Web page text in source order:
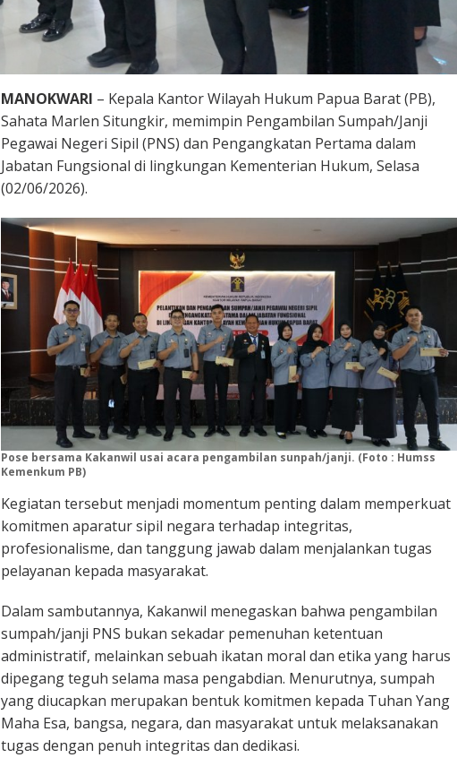
MANOKWARI – Kepala Kantor Wilayah Hukum Papua Barat (PB),
Sahata Marlen Situngkir, memimpin Pengambilan Sumpah/Janji
Pegawai Negeri Sipil (PNS) dan Pengangkatan Pertama dalam
Jabatan Fungsional di lingkungan Kementerian Hukum, Selasa
(02/06/2026).
Pose bersama Kakanwil usai acara pengambilan sunpah/janji. (Foto : Humss
Kemenkum PB)
Kegiatan tersebut menjadi momentum penting dalam memperkuat
komitmen aparatur sipil negara terhadap integritas,
profesionalisme, dan tanggung jawab dalam menjalankan tugas
pelayanan kepada masyarakat.
Dalam sambutannya, Kakanwil menegaskan bahwa pengambilan
sumpah/janji PNS bukan sekadar pemenuhan ketentuan
administratif, melainkan sebuah ikatan moral dan etika yang harus
dipegang teguh selama masa pengabdian. Menurutnya, sumpah
yang diucapkan merupakan bentuk komitmen kepada Tuhan Yang
Maha Esa, bangsa, negara, dan masyarakat untuk melaksanakan
tugas dengan penuh integritas dan dedikasi.